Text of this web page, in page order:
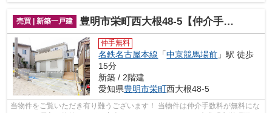
売買 | 新築一戸建 豊明市栄町西大根48-5【仲介手数料無料】新築一戸建て
仲手無料
名鉄名古屋本線 「中京競馬場前 」駅 徒歩
15分
新築 / 2階建
愛知県豊明市栄町西大根48-5
当物件をご覧いただき有り難うございます！ 当物件は仲介手数料が無料にな